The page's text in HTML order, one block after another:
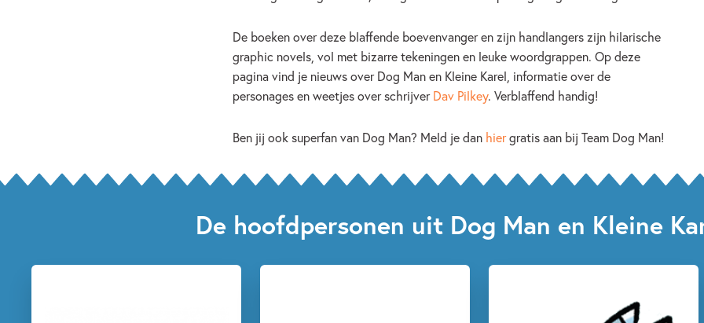
De boeken over deze blaffende boevenvanger en zijn handlangers zijn hilarische
graphic novels, vol met bizarre tekeningen en leuke woordgrappen. Op deze
pagina vind je nieuws over Dog Man en Kleine Karel, informatie over de
personages en weetjes over schrijverDav Pilkey. Verblaffend handig!
Ben jij ook superfan van Dog Man? Meld je dan hiergratis aan bij Team Dog Man!
De hoofdpersonen uit Dog Man en Kleine